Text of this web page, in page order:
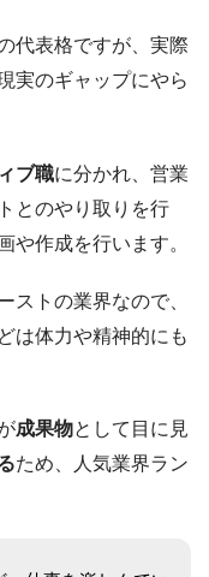
代表格ですが、実際
実のギャップにやら
ブ職に分かれ、営業
とのやり取りを行
や作成を行います。
ストの業界なので、
は体力や精神的にも
成果物として目に見
ため、人気業界ラン